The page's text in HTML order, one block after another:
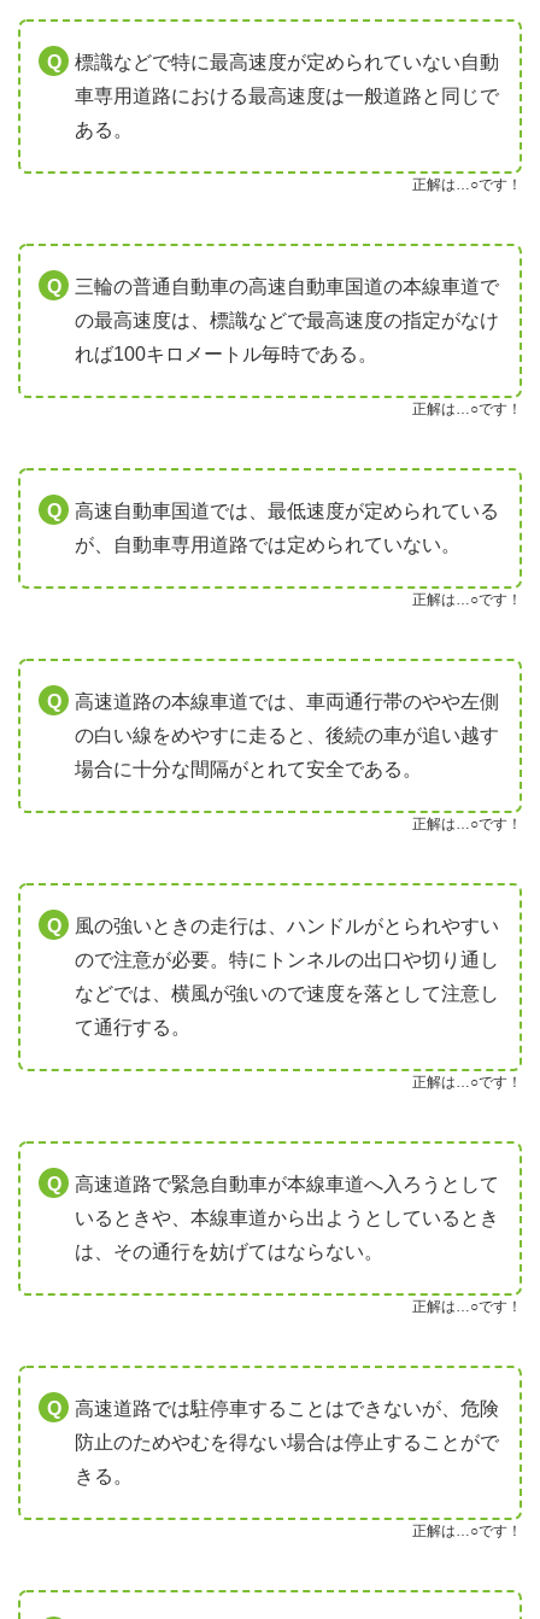
標識などで特に最高速度が定められていない自動
車専用道路における最高速度は一般道路と同じで
ある。
正解は…○です！
三輪の普通自動車の高速自動車国道の本線車道で
の最高速度は、標識などで最高速度の指定がなけ
れば100キロメートル毎時である。
正解は…○です！
高速自動車国道では、最低速度が定められている
が、自動車専用道路では定められていない。
正解は…○です！
高速道路の本線車道では、車両通行帯のやや左側
の白い線をめやすに走ると、後続の車が追い越す
場合に十分な間隔がとれて安全である。
正解は…○です！
風の強いときの走行は、ハンドルがとられやすい
ので注意が必要。特にトンネルの出口や切り通し
などでは、横風が強いので速度を落として注意し
て通行する。
正解は…○です！
高速道路で緊急自動車が本線車道へ入ろうとして
いるときや、本線車道から出ようとしているとき
は、その通行を妨げてはならない。
正解は…○です！
高速道路では駐停車することはできないが、危険
防止のためやむを得ない場合は停止することがで
きる。
正解は…○です！